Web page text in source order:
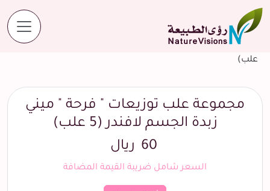
المنتجات
مجموعة علب توزيعات " فرحة " ميني زبدة الجسم لافندر (5
علب)
مجموعة علب توزيعات " فرحة " ميني
زبدة الجسم لافندر (5 علب)
60 ريال
السعر شامل ضريبة القيمة المضافة